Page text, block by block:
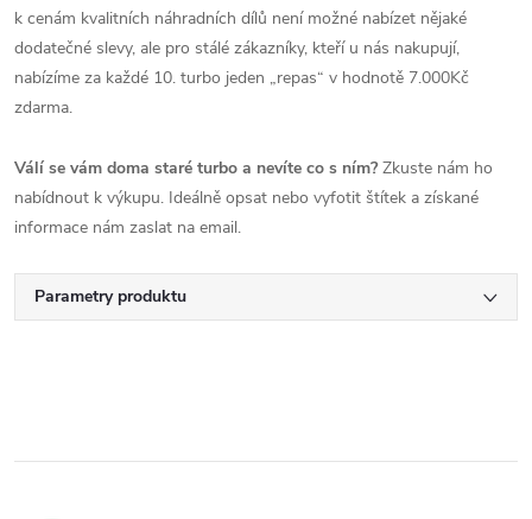
k cenám kvalitních náhradních dílů není možné nabízet nějaké
dodatečné slevy, ale pro stálé zákazníky, kteří u nás nakupují,
nabízíme za každé 10. turbo jeden „repas“ v hodnotě 7.000Kč
zdarma.
Válí se vám doma staré turbo a nevíte co s ním?Zkuste nám ho
nabídnout k výkupu. Ideálně opsat nebo vyfotit štítek a získané
informace nám zaslat na email.
Parametry produktu